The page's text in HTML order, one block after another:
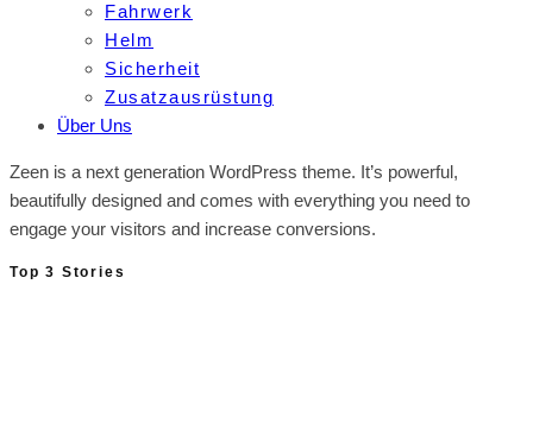
Fahrwerk
Helm
Sicherheit
Zusatzausrüstung
Über Uns
Zeen is a next generation WordPress theme. It’s powerful,
beautifully designed and comes with everything you need to
engage your visitors and increase conversions.
Top 3 Stories